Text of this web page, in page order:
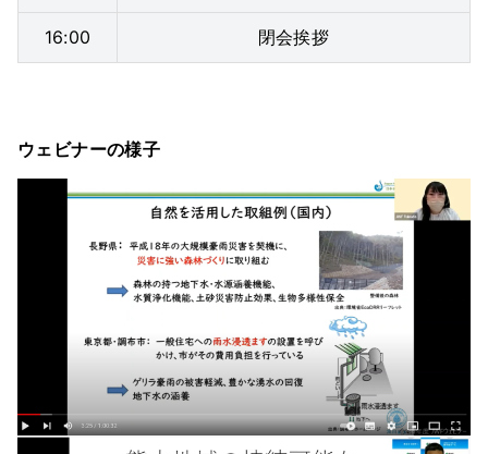
16:00 閉会挨拶
ウェビナーの様子